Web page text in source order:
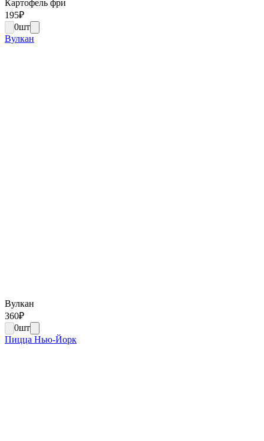
Картофель фри
195₽
0шт
Вулкан
Вулкан
360₽
0шт
Пицца Нью-Йорк